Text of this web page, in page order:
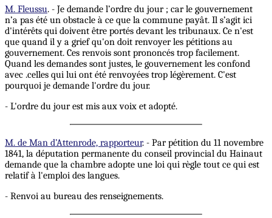
M. Fleussu. - Je demande l’ordre du jour ; car le gouvernement
n’a pas été un obstacle à ce que la commune payât. Il s’agit ici
d'intérêts qui doivent être portés devant les tribunaux. Ce n'est
que quand il y a grief qu'on doit renvoyer les pétitions au
gouvernement. Ces renvois sont prononcés trop facilement.
Quand les demandes sont justes, le gouvernement les confond
avec .celles qui lui ont été renvoyées trop légèrement. C'est
pourquoi je demande l'ordre du jour.
- L'ordre du jour est mis aux voix et adopté.
M. de Man d’Attenrode, rapporteur. - Par pétition du 11 novembre
1841, la députation permanente du conseil provincial du Hainaut
demande que la chambre adopte une loi qui règle tout ce qui est
relatif à l'emploi des langues.
- Renvoi au bureau des renseignements.